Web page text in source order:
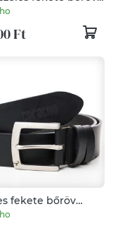
rozsdamentes
Ft
fekete bőröv
acél